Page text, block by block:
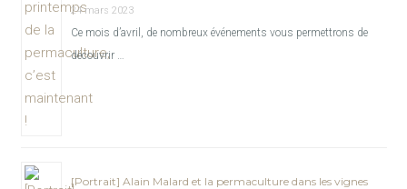
24 mars 2023
Ce mois d’avril, de nombreux événements vous permettrons de
découvrir …
[Portrait] Alain Malard et la permaculture dans les vignes